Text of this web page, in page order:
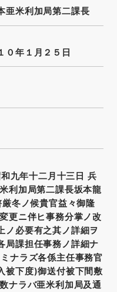
亜米利加局第二課長
０年１月２５日
九年十二月十三日 兵
利加局第二課長坂本龍
冬ノ候貴官益々御隆
更ニ伴ヒ事務分掌ノ改
ノ必要有之其ノ詳細ヲ
局課担任事務ノ詳細ナ
ナラズ各係主任事務官
被下度)御送付被下間敷
ナラバ亜米利加局及通